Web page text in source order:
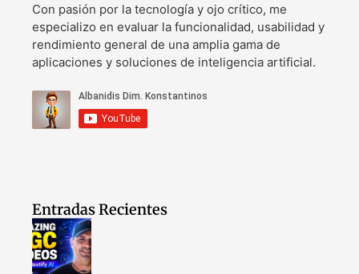
Con pasión por la tecnología y ojo crítico, me
especializo en evaluar la funcionalidad, usabilidad y
rendimiento general de una amplia gama de
aplicaciones y soluciones de inteligencia artificial.
Entradas Recientes